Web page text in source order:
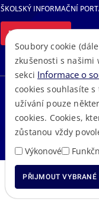
ŠKOLSKÝ INFORMAČNÍ
DALŠÍ PORTÁLY
Soubory cookie
zkušenosti s našimi
sekci Informace o
cookies souhlasíte
užívání pouze
cookies. Cookies,
zůstanou vždy
Výkonové
PŘIJMOUT VYBRANÉ